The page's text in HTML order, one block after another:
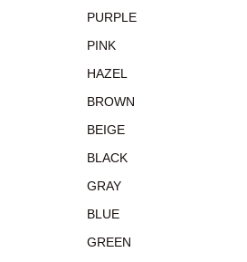
PURPLE
PINK
HAZEL
BROWN
BEIGE
BLACK
GRAY
BLUE
GREEN